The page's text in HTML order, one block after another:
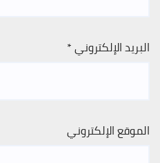
البريد الإلكتروني*
الموقع الإلكتروني